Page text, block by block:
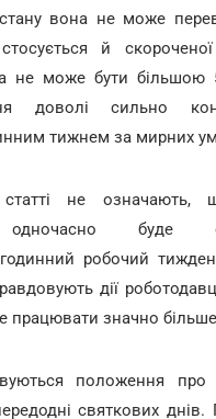
вона не може
й скороченої
не може бути більшою
доволі сильно
тижнем за мирних
статті не означають,
одночасно буде
робочий
дії
працювати значно
положення про
святкових